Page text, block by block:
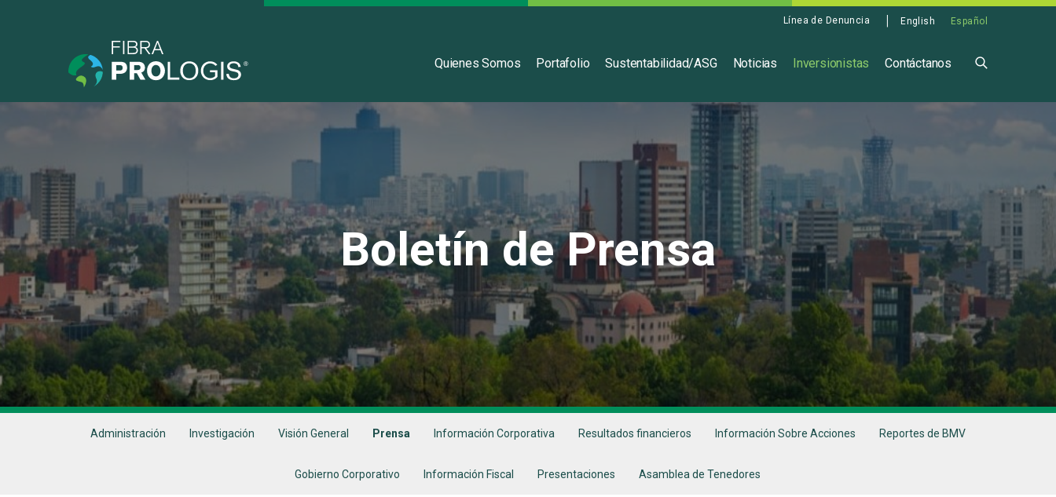
Línea de Denuncia English Español
Español
Quienes Somos Portafolio Sustentabilidad/ASG Noticias Inversionistas Contáctanos
Boletín de Prensa
Administración Investigación Visión General Prensa Información Corporativa Resultados financieros Información Sobre Acciones Reportes de BMV
Gobierno Corporativo Información Fiscal Presentaciones Asamblea de Tenedores